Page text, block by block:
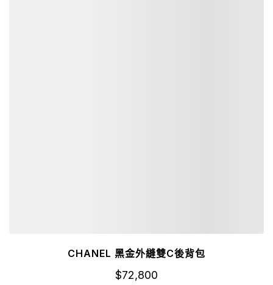
CHANEL 黑金外縫雙C後背包
$72,800